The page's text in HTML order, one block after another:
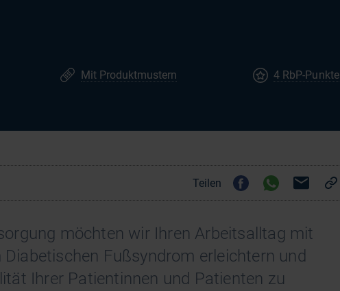
Mit Produktmustern 4 RbP-Punkte
Teilen
möchten wir Ihren Arbeitsalltag mit
Fußsyndrom erleichtern und
Ihrer Patientinnen und Patienten zu